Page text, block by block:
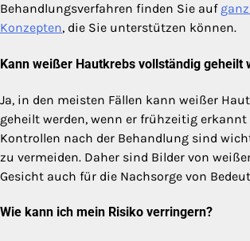
Behandlungsverfahren finden Sie auf
Konzepten, die Sie unterstützen können.
Kann weißer Hautkrebs vollständig geheilt
Ja, in den meisten Fällen kann weißer
geheilt werden, wenn er frühzeitig erkannt
Kontrollen nach der Behandlung sind
zu vermeiden. Daher sind Bilder von
Gesicht auch für die Nachsorge von
Wie kann ich mein Risiko verringern?